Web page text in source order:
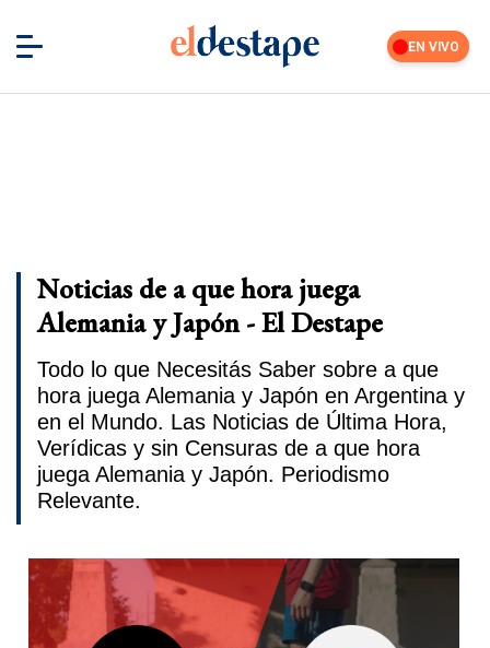
EN VIVO
Noticias de a que hora juega
Alemania y Japón - El Destape
Todo lo que Necesitás Saber sobre a que
hora juega Alemania y Japón en Argentina y
en el Mundo. Las Noticias de Última Hora,
Verídicas y sin Censuras de a que hora
juega Alemania y Japón. Periodismo
Relevante.